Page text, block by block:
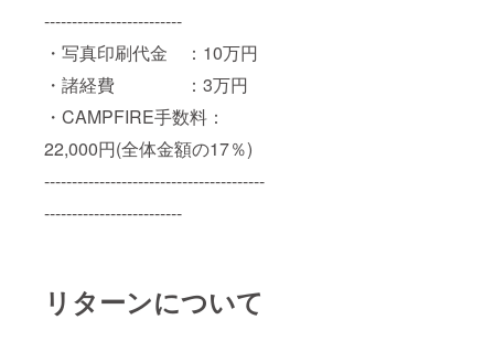
-------------------------
・写真印刷代金 ：10万円
・諸経費 ：3万円
・CAMPFIRE手数料：
22,000円(全体金額の17％)
----------------------------------------
-------------------------
リターンについて